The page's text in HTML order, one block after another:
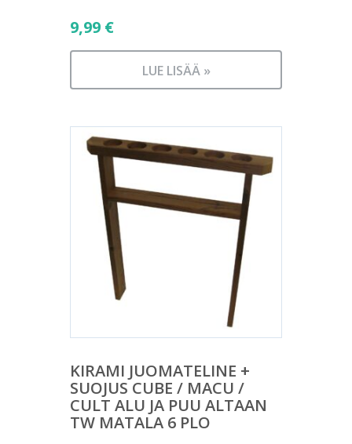
9,99 €
LUE LISÄÄ »
KIRAMI JUOMATELINE +
SUOJUS CUBE / MACU /
CULT ALU JA PUU ALTAAN
TW MATALA 6 PLO